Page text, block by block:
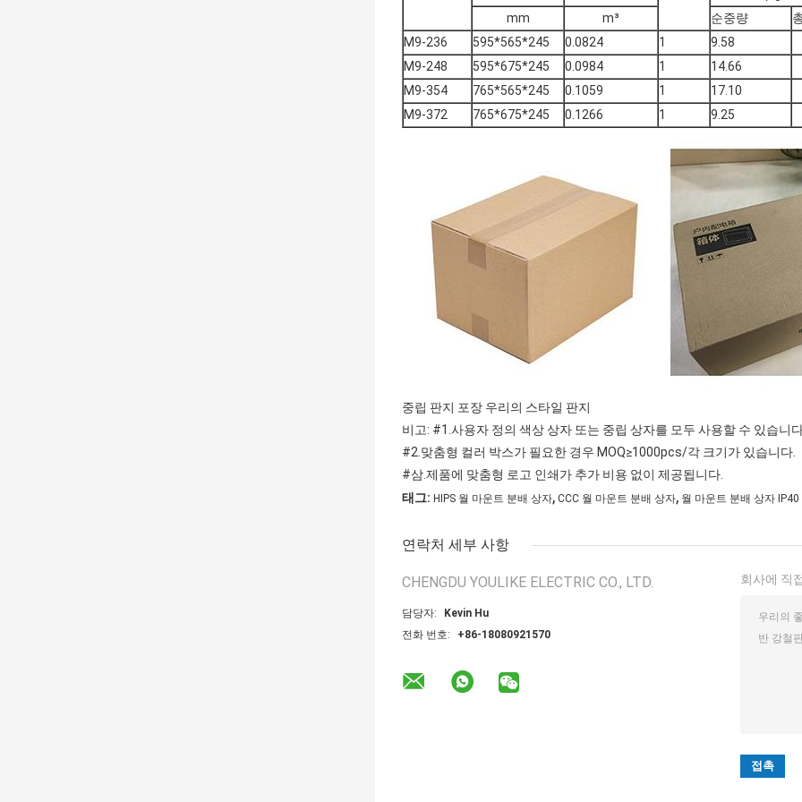
mm
m³ 순중량
M9-236
595*565*245 0.0824 1
9.58
M9-248
595*675*245 0.0984 1
14.66
M9-354
765*565*245 0.1059 1
17.10
M9-372
765*675*245 0.1266 1 9.25
중립 판지 포장 우리의 스타일 판지
비고: #1.사용자 정의 색상 상자 또는 중립 상자를 모두 사용할 수 있습니
#2.맞춤형 컬러 박스가 필요한 경우 MOQ≥1000pcs/각 크기가 있습니다.
#삼.제품에 맞춤형 로고 인쇄가 추가 비용 없이 제공됩니다.
태그: HIPS 월 마운트 분배 상자, CCC 월 마운트 분배 상자, 월 마운트 분배 상자 IP40
연락처 세부 사항
CHENGDU YOULIKE ELECTRIC CO., LTD.
담당자:
Kevin Hu
전화 번호:
+86-18080921570
회사에 직